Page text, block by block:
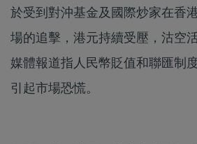
於受到對沖基金及國際炒家在香
場的追擊，港元持續受壓，沽空
媒體報道指人民幣貶值和聯匯制
引起市場恐慌。